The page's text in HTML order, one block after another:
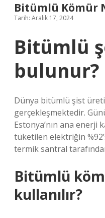
Bitümlü Kömür
Tarih: Aralık 17, 2024
Bitümlü
bulunur?
Dünya bitümlü şist
gerçekleşmektedir.
Estonya’nın ana enerji
tüketilen elektriğin
termik santral
Bitümlü
kullanılır?